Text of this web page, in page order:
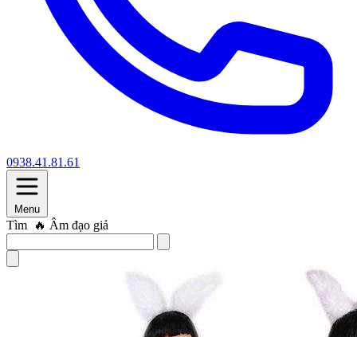
0938.41.81.61
Menu
Tìm 🔥 Trứng rung